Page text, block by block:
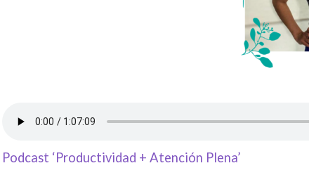
Podcast ‘Productividad + Atención Plena’